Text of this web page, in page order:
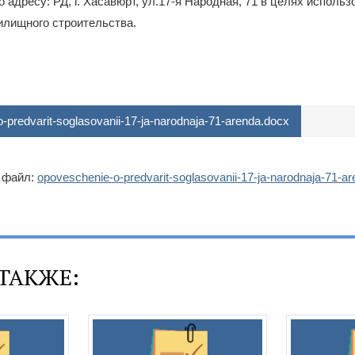
строительства.
soglasovanii-17-ja-narodnaja-71-arenda.docx
файл: opoveschenie-o-predvarit-soglasovanii-17-ja-narodnaja-71-